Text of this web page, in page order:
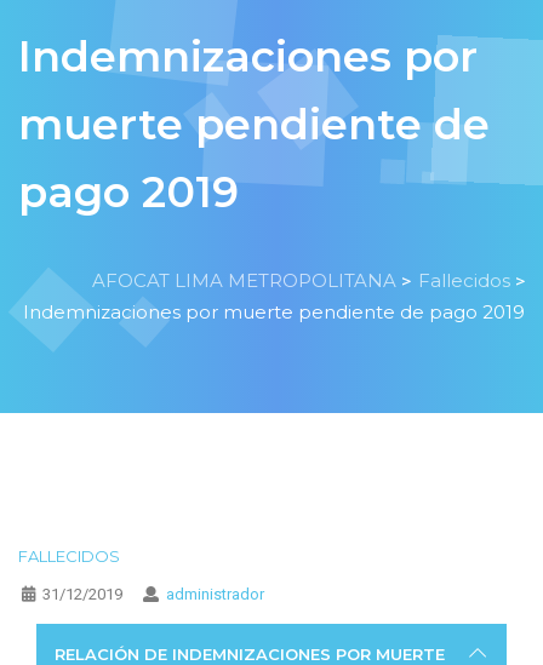
Indemnizaciones por
muerte pendiente de
pago 2019
AFOCAT LIMA METROPOLITANA > Fallecidos >
Indemnizaciones por muerte pendiente de pago 2019
FALLECIDOS
31/12/2019 administrador
RELACIÓN DE INDEMNIZACIONES POR MUERTE